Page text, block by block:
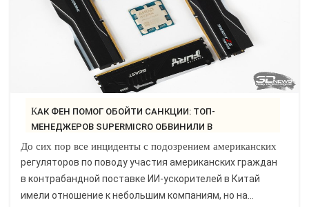
КАК ФЕН ПОМОГ ОБОЙТИ САНКЦИИ: ТОП-
МЕНЕДЖЕРОВ SUPERMICRO ОБВИНИЛИ В
До сих пор все инциденты с подозрением американских
регуляторов по поводу участия американских граждан
в контрабандной поставке ИИ-ускорителей в Китай
имели отношение к небольшим компаниям, но на...